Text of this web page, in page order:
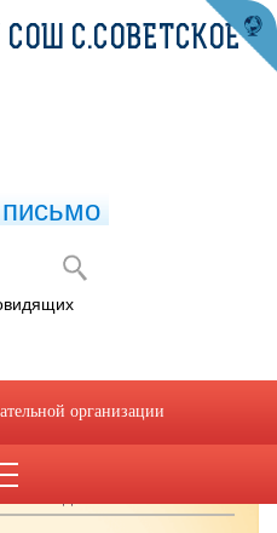
на осенне-
С.СОВЕТСКОЕ
организации